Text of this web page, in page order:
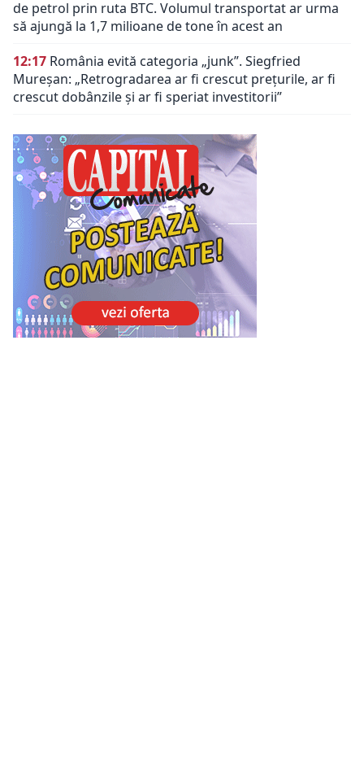
de petrol prin ruta BTC. Volumul transportat ar urma
să ajungă la 1,7 milioane de tone în acest an
12:17 România evită categoria „junk”. Siegfried
Mureșan: „Retrogradarea ar fi crescut preţurile, ar fi
crescut dobânzile şi ar fi speriat investitorii”